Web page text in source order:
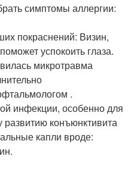
симптомы аллергии:
покраснений: Визин,
успокоить глаза.
микротравма
.
инфекции, особенно для
развитию конъюнктивита
капли вроде: